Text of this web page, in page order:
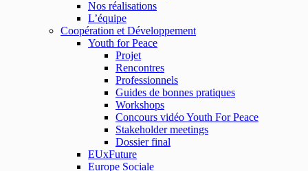
Nos réalisations
L’équipe
Coopération et Développement
Youth for Peace
Projet
Rencontres
Professionnels
Guides de bonnes pratiques
Workshops
Concours vidéo Youth For Peace
Stakeholder meetings
Dossier final
EUxFuture
Europe Sociale